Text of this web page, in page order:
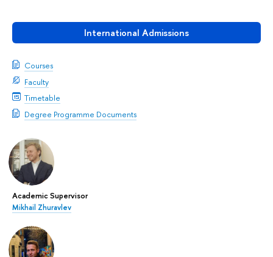
International Admissions
Courses
Faculty
Timetable
Degree Programme Documents
Academic Supervisor
Mikhail Zhuravlev